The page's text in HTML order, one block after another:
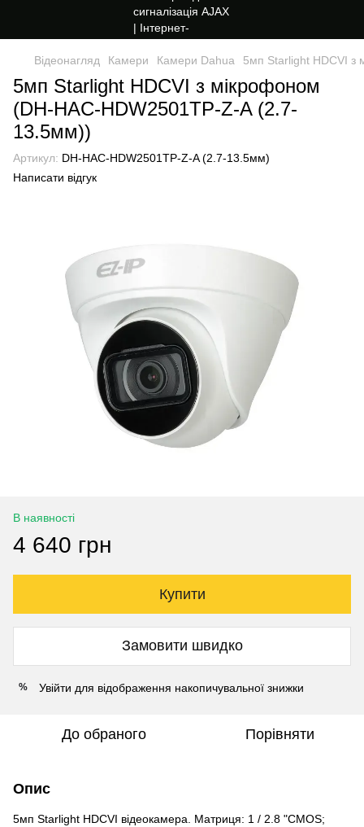
Відеонагляд Камери Камери Dahua 5мп Starlight HDCVI з
5мп Starlight HDCVI з мікрофоном
(DH-HAC-HDW2501TP-Z-A (2.7-
13.5мм))
Артикул: DH-HAC-HDW2501TP-Z-A (2.7-13.5мм)
Написати відгук
В наявності
4 640 грн
Купити
Замовити швидко
% Увійти для відображення накопичувальної знижки
До обраного Порівняти
Опис
5мп Starlight HDCVI відеокамера. Матриця: 1 / 2.8 "CMOS;